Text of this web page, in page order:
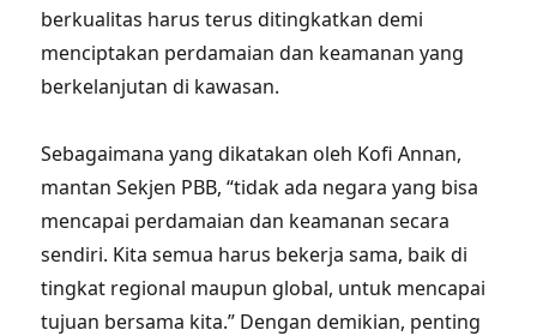
berkualitas harus terus ditingkatkan demi
menciptakan perdamaian dan keamanan yang
berkelanjutan di kawasan.
Sebagaimana yang dikatakan oleh Kofi Annan,
mantan Sekjen PBB, “tidak ada negara yang bisa
mencapai perdamaian dan keamanan secara
sendiri. Kita semua harus bekerja sama, baik di
tingkat regional maupun global, untuk mencapai
tujuan bersama kita.” Dengan demikian, penting